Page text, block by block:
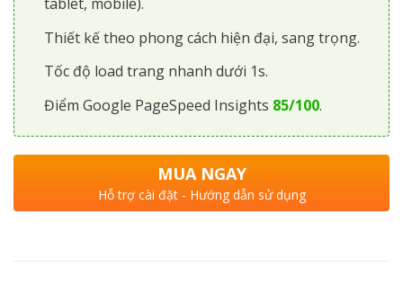
Thiết kế theo phong cách hiện đại, sang trọng.
Tốc độ load trang nhanh dưới 1s.
Điểm Google PageSpeed Insights 85/100.
MUA NGAY
Hỗ trợ cài đặt - Hướng dẫn sử dụng